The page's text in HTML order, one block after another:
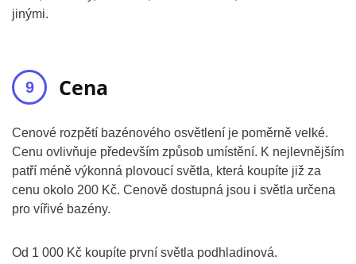
jinými.
Cena
Cenové rozpětí bazénového osvětlení je poměrně velké.
Cenu ovlivňuje především způsob umístění. K nejlevnějším
patří méně výkonná plovoucí světla, která koupíte již za
cenu okolo 200 Kč. Cenově dostupná jsou i světla určena
pro vířivé bazény.
Od 1 000 Kč koupíte první světla podhladinová.